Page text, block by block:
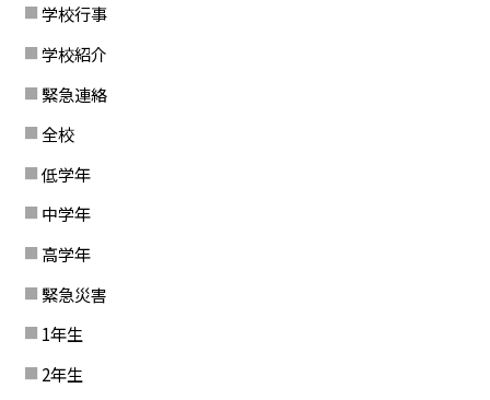
学校行事
学校紹介
緊急連絡
全校
低学年
中学年
高学年
緊急災害
1年生
2年生